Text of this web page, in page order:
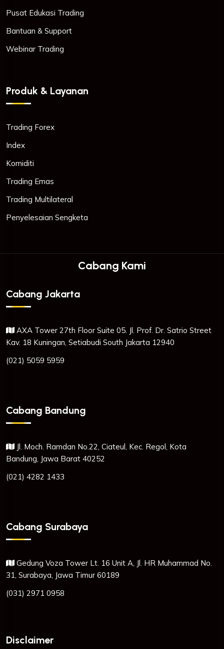
Pusat Edukasi Trading
Bantuan & Support
Webinar Trading
Produk & Layanan
Trading Forex
Index
Komiditi
Trading Emas
Trading Multilateral
Penyelesaian Sengketa
Cabang Kami
Cabang Jakarta
AXA Tower 27th Floor Suite 05. Jl. Prof. Dr. Satrio Street
Kav. 18 Kuningan, Setiabudi South Jakarta 12940
(021) 5059 5959
Cabang Bandung
Jl. Moch. Ramdan No.22, Ciateul, Kec. Regol, Kota
Bandung, Jawa Barat 40252
(021) 4282 1433
Cabang Surabaya
Gedung Voza Tower Lt. 16 Unit A, Jl. HR Muhammad No.
31, Surabaya, Jawa Timur 60189
(031) 2971 0958
Disclaimer